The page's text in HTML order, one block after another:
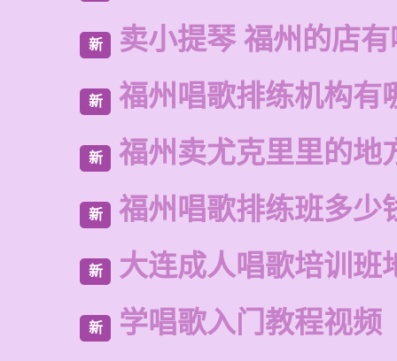
新 卖小提琴 福州的店
新 福州唱歌排练机构有
新 福州卖尤克里里的地
新 福州唱歌排练班多少
新 大连成人唱歌培训班
新 学唱歌入门教程视频